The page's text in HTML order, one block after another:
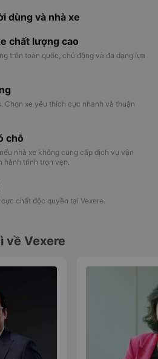
dùng và nhà xe
chất lượng cao
trên toàn quốc, chủ động và đa dạng lựa
Chọn xe yêu thích cực nhanh và thuận
chỗ
nhà xe không cung cấp dịch vụ vận
hành trình trọn vẹn.
chất độc quyền tại Vexere.
về Vexere